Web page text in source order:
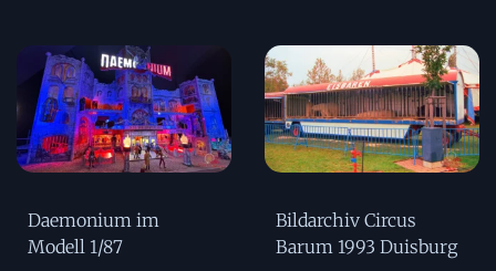
Daemonium im
Modell 1/87
Bildarchiv Circus
Barum 1993 Duisburg